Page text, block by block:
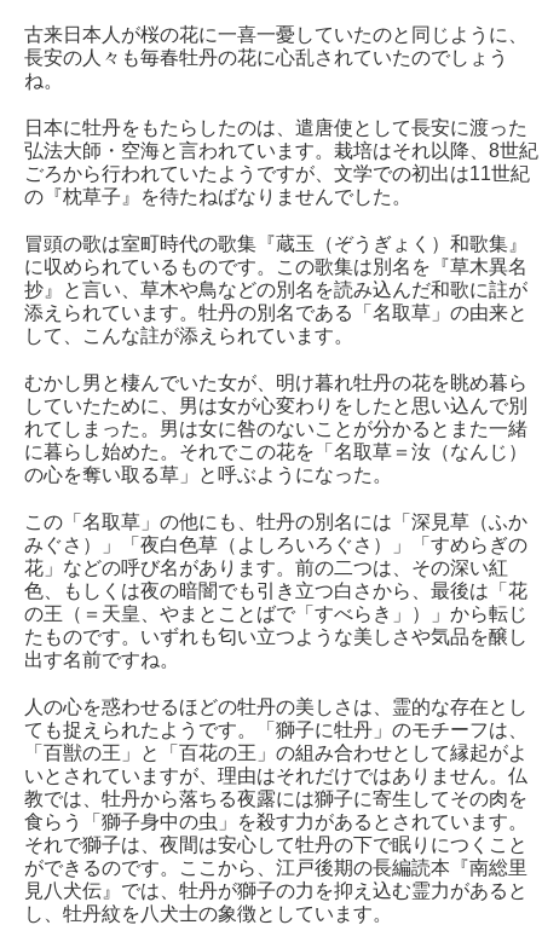
古来日本人が桜の花に一喜一憂していたのと同じように、
長安の人々も毎春牡丹の花に心乱されていたのでしょう
ね。
日本に牡丹をもたらしたのは、遣唐使として長安に渡った
弘法大師・空海と言われています。栽培はそれ以降、8世紀
ごろから行われていたようですが、文学での初出は11世紀
の『枕草子』を待たねばなりませんでした。
冒頭の歌は室町時代の歌集『蔵玉（ぞうぎょく）和歌集』
に収められているものです。この歌集は別名を『草木異名
抄』と言い、草木や鳥などの別名を読み込んだ和歌に註が
添えられています。牡丹の別名である「名取草」の由来と
して、こんな註が添えられています。
むかし男と棲んでいた女が、明け暮れ牡丹の花を眺め暮ら
していたために、男は女が心変わりをしたと思い込んで別
れてしまった。男は女に咎のないことが分かるとまた一緒
に暮らし始めた。それでこの花を「名取草＝汝（なんじ）
の心を奪い取る草」と呼ぶようになった。
この「名取草」の他にも、牡丹の別名には「深見草（ふか
みぐさ）」「夜白色草（よしろいろぐさ）」「すめらぎの
花」などの呼び名があります。前の二つは、その深い紅
色、もしくは夜の暗闇でも引き立つ白さから、最後は「花
の王（＝天皇、やまとことばで「すべらき」）」から転じ
たものです。いずれも匂い立つような美しさや気品を醸し
出す名前ですね。
人の心を惑わせるほどの牡丹の美しさは、霊的な存在とし
ても捉えられたようです。「獅子に牡丹」のモチーフは、
「百獣の王」と「百花の王」の組み合わせとして縁起がよ
いとされていますが、理由はそれだけではありません。仏
教では、牡丹から落ちる夜露には獅子に寄生してその肉を
食らう「獅子身中の虫」を殺す力があるとされています。
それで獅子は、夜間は安心して牡丹の下で眠りにつくこと
ができるのです。ここから、江戸後期の長編読本『南総里
見八犬伝』では、牡丹が獅子の力を抑え込む霊力があると
し、牡丹紋を八犬士の象徴としています。